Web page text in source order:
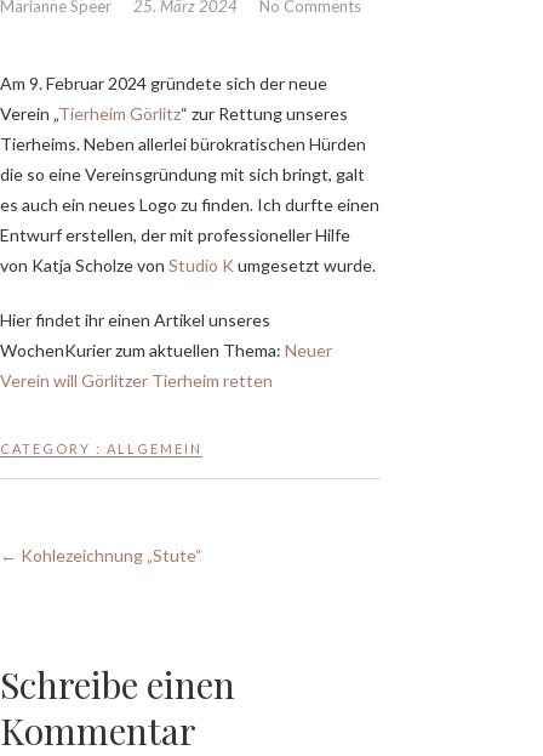
Marianne Speer 25. März 2024 No Comments
Am 9. Februar 2024 gründete sich der neue
Verein „Tierheim Görlitz“ zur Rettung unseres
Tierheims. Neben allerlei bürokratischen Hürden
die so eine Vereinsgründung mit sich bringt, galt
es auch ein neues Logo zu finden. Ich durfte einen
Entwurf erstellen, der mit professioneller Hilfe
von Katja Scholze von Studio K umgesetzt wurde.
Hier findet ihr einen Artikel unseres
WochenKurier zum aktuellen Thema: Neuer
Verein will Görlitzer Tierheim retten
CATEGORY : ALLGEMEIN
← Kohlezeichnung „Stute“
Schreibe einen
Kommentar